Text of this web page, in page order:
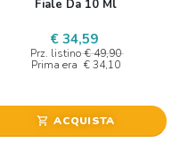
Fiale Da 10 Ml
€ 34,59
Prz. listino € 49,90
Prima era € 34,10
shopping_cart ACQUISTA